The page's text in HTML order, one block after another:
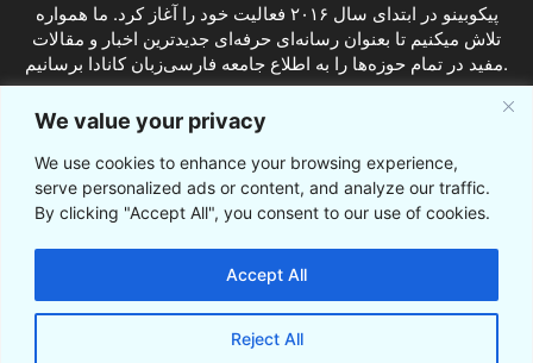
We value your privacy
We use cookies to enhance your browsing experience,
serve personalized ads or content, and analyze our traffic.
By clicking "Accept All", you consent to our use of cookies.
Reject All
Accept All
پیکوبینو در ابتدای سال ۲۰۱۶ فعالیت خود را آغاز کرد. ما همواره
تلاش میکنیم تا بعنوان رسانه‌ای حرفه‌ای جدیدترین اخبار و مقالات
مفید در تمام حوزه‌ها را به اطلاع جامعه فارسی‌زبان کانادا برسانیم.
ما را دنبال کنید
© © پیکوبینو اخبار کانادا به فارسی 2021-2016